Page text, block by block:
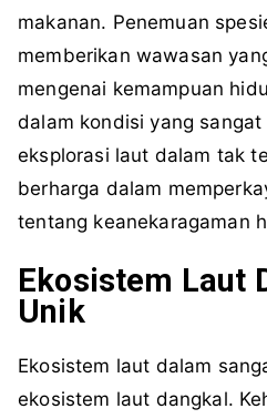
makanan. Penemuan
memberikan wawasan
mengenai kemampuan
dalam kondisi yang
eksplorasi laut dalam tak
berharga dalam
tentang keanekaragaman
Ekosistem Laut
Unik
Ekosistem laut dalam
ekosistem laut dangkal.